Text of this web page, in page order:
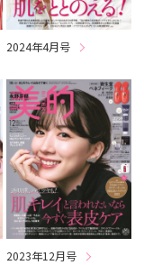
2024年4月号
2023年12月号